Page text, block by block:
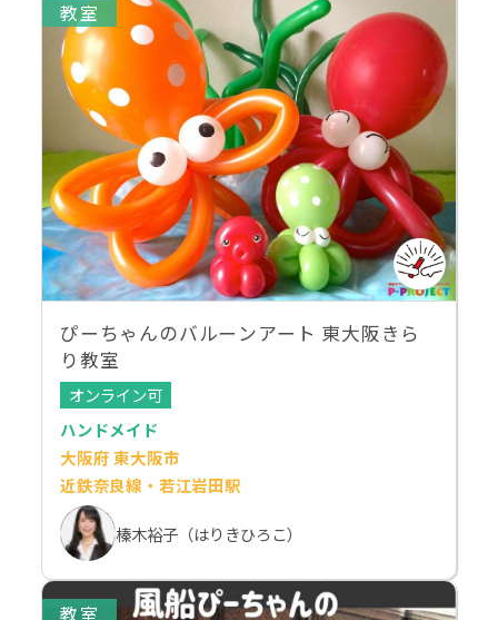
教室
ぴーちゃんのバルーンアート 東大阪きら
り教室
オンライン可
ハンドメイド
大阪府 東大阪市
近鉄奈良線・若江岩田駅
榛木裕子（はりきひろこ）
教室